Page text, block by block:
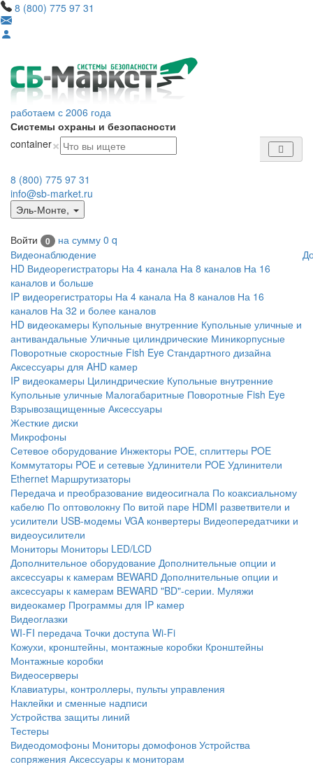
8 (800) 775 97 31
работаем с 2006 года
Системы охраны и безопасности
container×
8 (800) 775 97 31
info@sb-market.ru
Эль-Монте,
Войти 0 на сумму 0 q
Видеонаблюдение
HD Видеорегистраторы На 4 канала На 8 каналов На 16
каналов и больше
IP видеорегистраторы На 4 канала На 8 каналов На 16
каналов На 32 и более каналов
HD видеокамеры Купольные внутренние Купольные уличные и
антивандальные Уличные цилиндрические Миникорпусные
Поворотные скоростные Fish Eye Стандартного дизайна
Аксессуары для AHD камер
IP видеокамеры Цилиндрические Купольные внутренние
Купольные уличные Малогабаритные Поворотные Fish Eye
Взрывозащищенные Аксессуары
Жесткие диски
Микрофоны
Сетевое оборудование Инжекторы POE, сплиттеры POE
Коммутаторы POE и сетевые Удлинители POE Удлинители
Ethernet Маршрутизаторы
Передача и преобразование видеосигнала По коаксиальному
кабелю По оптоволокну По витой паре HDMI разветвители и
усилители USB-модемы VGA конвертеры Видеопередатчики и
видеоусилители
Мониторы Мониторы LED/LCD
Дополнительное оборудование Дополнительные опции и
аксессуары к камерам BEWARD Дополнительные опции и
аксессуары к камерам BEWARD "BD"-серии. Муляжи
видеокамер Программы для IP камер
Видеоглазки
WI-FI передача Точки доступа Wi-Fi
Кожухи, кронштейны, монтажные коробки Кронштейны
Монтажные коробки
Видеосерверы
Клавиатуры, контроллеры, пульты управления
Наклейки и сменные надписи
Устройства защиты линий
Тестеры
Видеодомофоны Мониторы домофонов Устройства
сопряжения Аксессуары к мониторам